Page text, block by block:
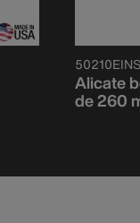
50210EINS
Alicate
de 260